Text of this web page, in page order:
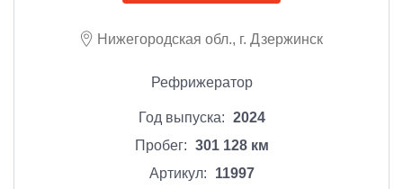
Нижегородская обл., г. Дзержинск
Рефрижератор
Год выпуска: 2024
Пробег: 301 128 км
Артикул:
11997